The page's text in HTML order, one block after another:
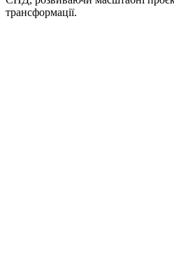
трансформації.